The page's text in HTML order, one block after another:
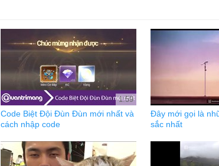
1:59
Code Biệt Đội Đùn Đùn mới nhất và
cách nhập code
Đây mới gọi là
sắc nhất